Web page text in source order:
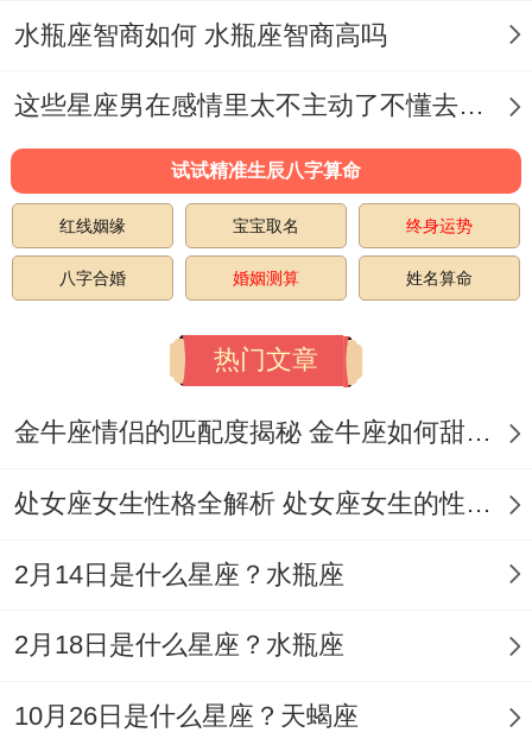
「绕指柔丝」,以共情力消弭对立！
行为表现:擅长以「艺术化表达」转移冲突焦
点，但易因敏感内耗！依据相关研究。黄历
预兆:宜选「天喜日」提升正能量！忌在「孤
辰位」独处,易陷入情绪漩涡。
性格特质：沉稳如「大地承万物」;以耐心应
对纷争。
会爆发性反击。
黄历预兆:宜在「金匮日」处理财务，忌冲
「劫煞位」，易因固执错失良机.
「精密仪器」、以逻辑想一想替代情绪宣
水瓶座智商如何 水瓶座智商高吗
这些星座男在感情里太不主动了不懂去爱 这些星座男在感情中排第几
试试精准生辰八字算命
红线姻缘 宝宝取名 终身运势
八字合婚 婚姻测算 姓名算命
热门文章
金牛座情侣的匹配度揭秘 金牛座如何甜蜜恋爱
处女座女生性格全解析 处女座女生的性格是什么样的
2月14日是什么星座？水瓶座
2月18日是什么星座？水瓶座
10月26日是什么星座？天蝎座